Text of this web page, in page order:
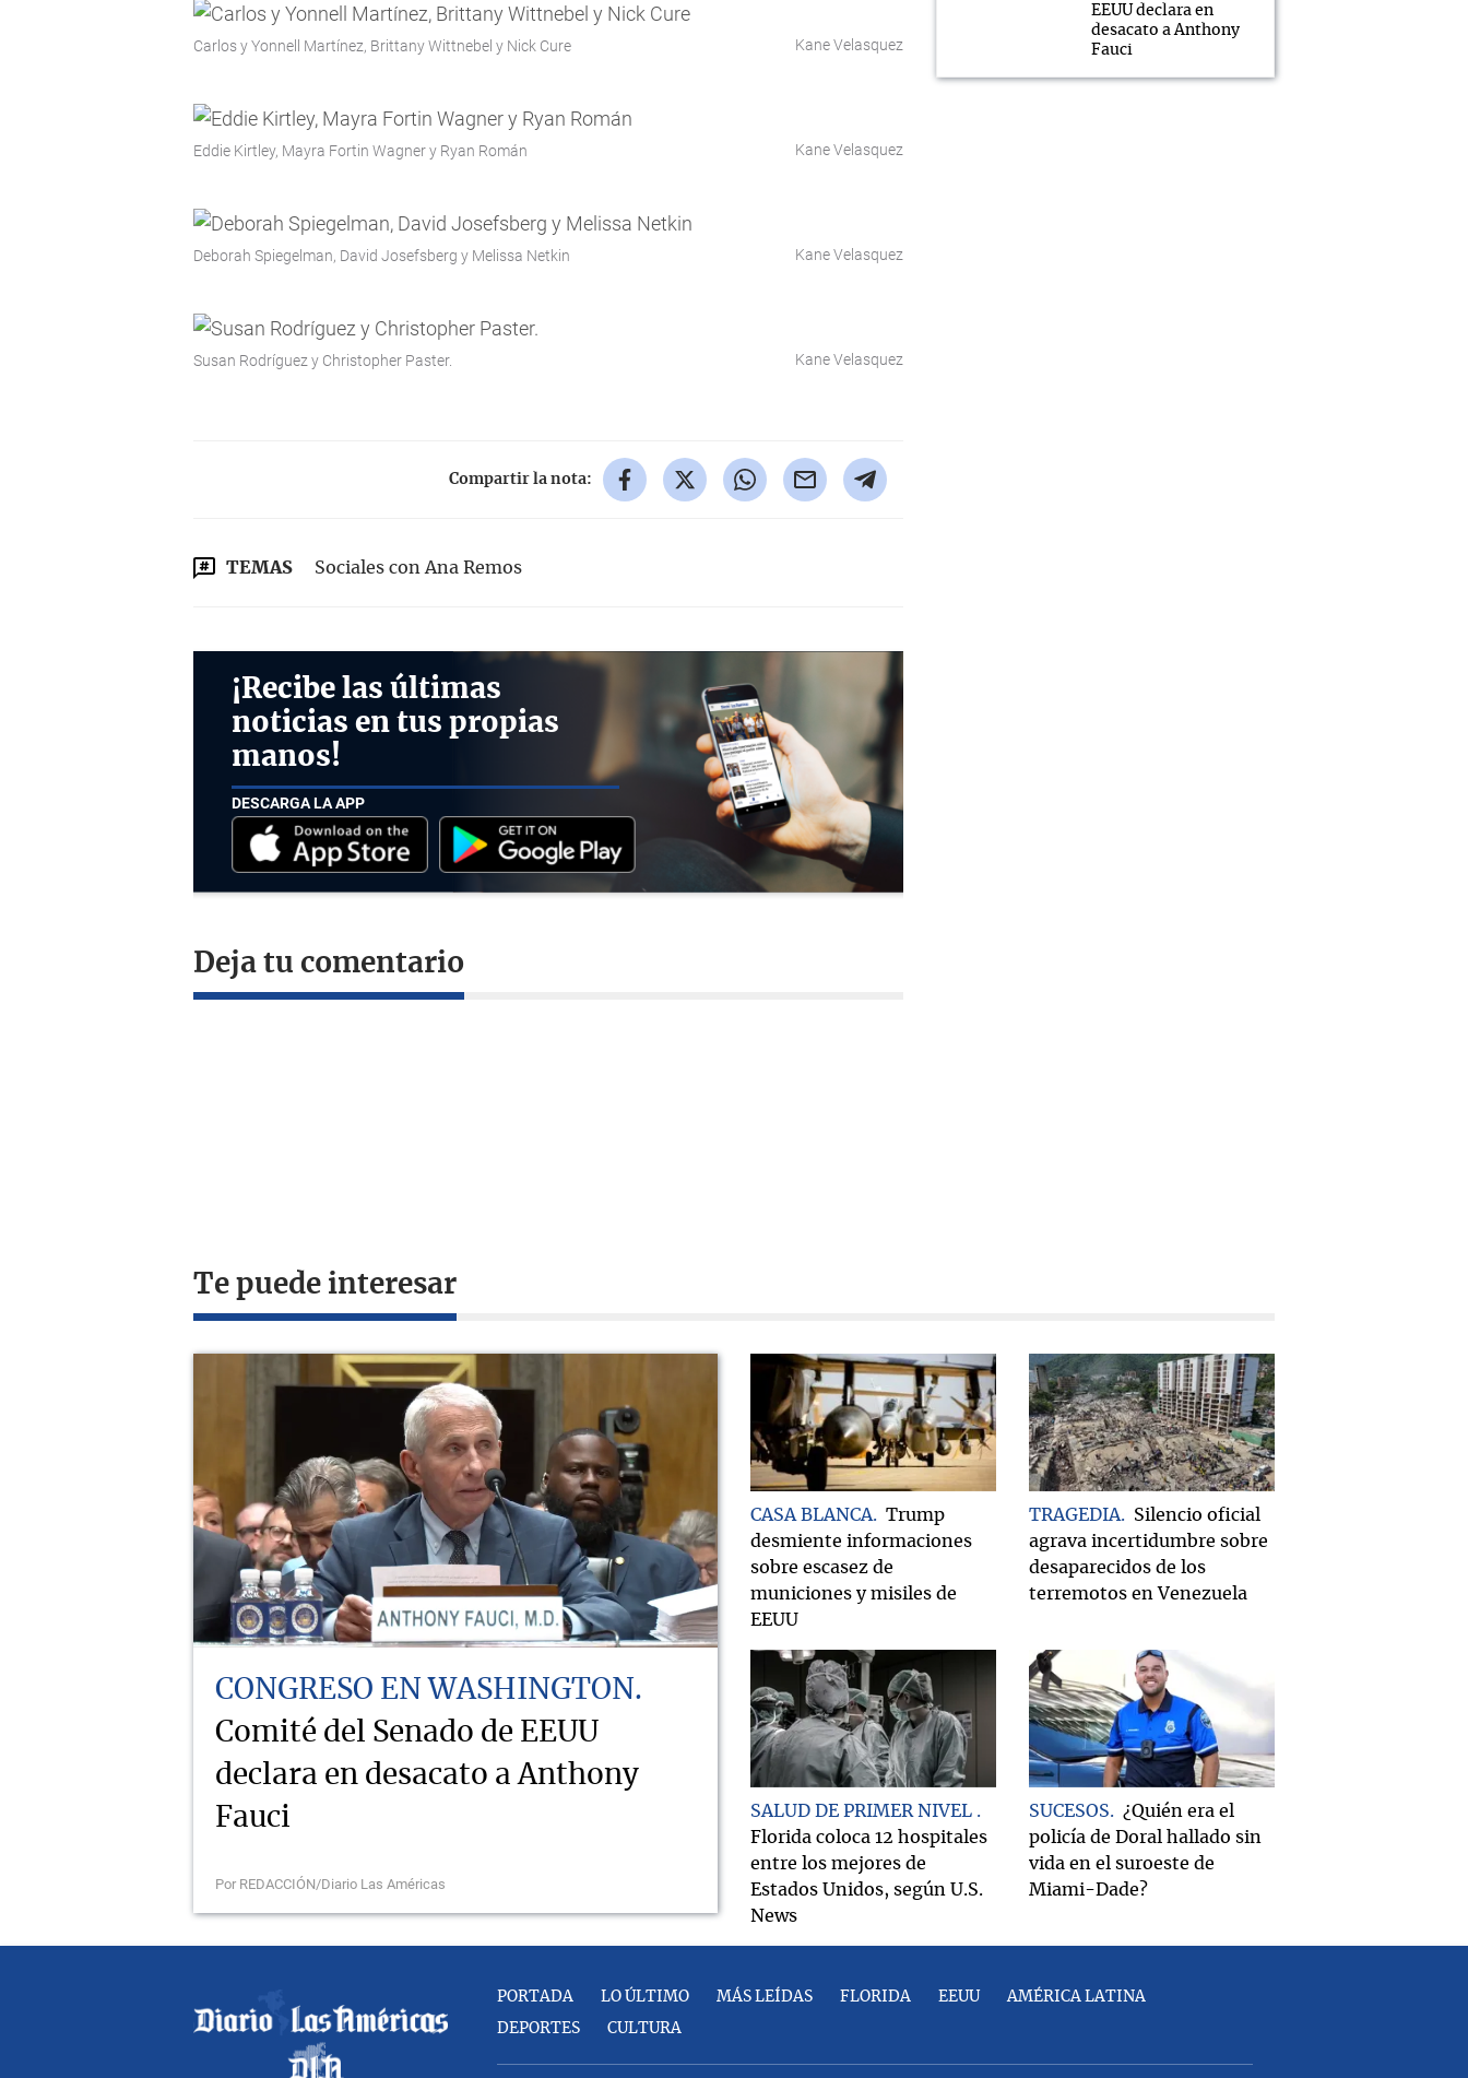
Carlos y Yonnell Martínez, Brittany Wittnebel y Nick Cure Kane Velasquez
Eddie Kirtley, Mayra Fortin Wagner y Ryan Román Kane Velasquez
Deborah Spiegelman, David Josefsberg y Melissa Netkin Kane Velasquez
Susan Rodríguez y Christopher Paster. Kane Velasquez
Compartir la nota:
TEMAS Sociales con Ana Remos
¡Recibe las últimas
noticias en tus propias
manos!
DESCARGA LA APP
Deja tu comentario
EEUU declara en
desacato a Anthony
Fauci
Te puede interesar
CONGRESO EN WASHINGTON
Comité del Senado de EEUU
declara en desacato a Anthony
Fauci
Por REDACCIÓN/Diario Las Américas
CASA BLANCA
Trump
desmiente informaciones
sobre escasez de
municiones y misiles de
EEUU
TRAGEDIA
Silencio oficial
agrava incertidumbre sobre
desaparecidos de los
terremotos en Venezuela
SALUD DE PRIMER NIVEL
Florida coloca 12 hospitales
entre los mejores de
Estados Unidos, según U.S.
News
SUCESOS
¿Quién era el
policía de Doral hallado sin
vida en el suroeste de
Miami-Dade?
PORTADA LO ÚLTIMO MÁS LEÍDAS FLORIDA EEUU AMÉRICA LATINA
DEPORTES CULTURA